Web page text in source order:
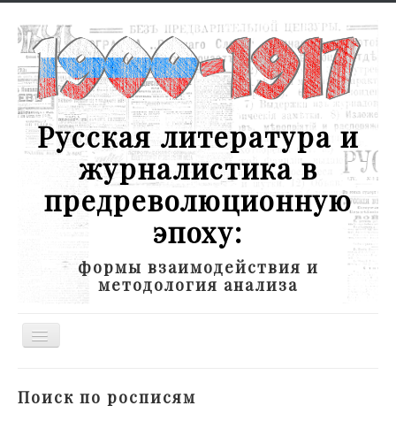
Русская литература и
журналистика в
предреволюционную
эпоху:
формы взаимодействия и
методология анализа
Toggle
Поиск по росписям